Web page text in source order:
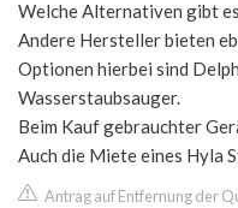
Welche Alternativen gibt
Andere Hersteller bieten
Optionen hierbei sind
Wasserstaubsauger.
Beim Kauf gebrauchter
Auch die Miete eines Hyla
Antrag auf Entfernung der